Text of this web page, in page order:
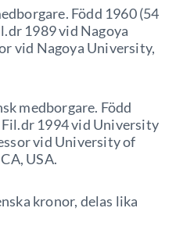
Född 1960 (54
1989 vid Nagoya
vid Nagoya University,
medborgare. Född
Fil.dr 1994 vid University
vid University of
USA.
kronor, delas lika